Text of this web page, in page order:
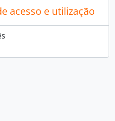
acesso e utilização